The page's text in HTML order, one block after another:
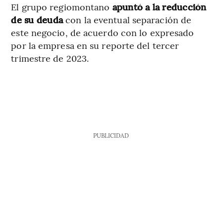
El grupo regiomontano apuntó a la reducción
de su deudacon la eventual separación de
este negocio, de acuerdo con lo expresado
por la empresa en su reporte del tercer
trimestre de 2023.
PUBLICIDAD